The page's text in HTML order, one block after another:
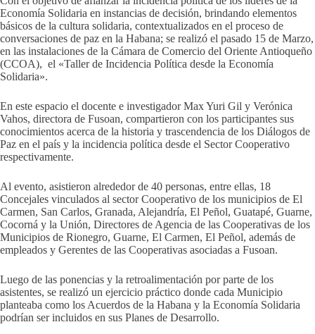
Economía Solidaria en instancias de decisión, brindando elementos
básicos de la cultura solidaria, contextualizados en el proceso de
conversaciones de paz en la Habana; se realizó el pasado 15 de Marzo,
en las instalaciones de la Cámara de Comercio del Oriente Antioqueño
(CCOA), el «Taller de Incidencia Política desde la Economía
Solidaria».
En este espacio el docente e investigador Max Yuri Gil y Verónica
Vahos, directora de Fusoan, compartieron con los participantes sus
conocimientos acerca de la historia y trascendencia de los Diálogos de
Paz en el país y la incidencia política desde el Sector Cooperativo
respectivamente.
Al evento, asistieron alrededor de 40 personas, entre ellas, 18
Concejales vinculados al sector Cooperativo de los municipios de El
Carmen, San Carlos, Granada, Alejandría, El Peñol, Guatapé, Guarne,
Cocorná y la Unión, Directores de Agencia de las Cooperativas de los
Municipios de Rionegro, Guarne, El Carmen, El Peñol, además de
empleados y Gerentes de las Cooperativas asociadas a Fusoan.
Luego de las ponencias y la retroalimentación por parte de los
asistentes, se realizó un ejercicio práctico donde cada Municipio
planteaba como los Acuerdos de la Habana y la Economía Solidaria
podrían ser incluidos en sus Planes de Desarrollo.